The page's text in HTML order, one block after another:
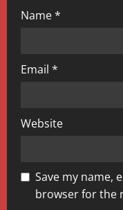
Name*
Email *
Website
Save my name,
browser for the